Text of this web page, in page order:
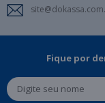
Fique por